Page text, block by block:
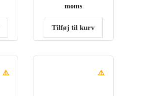
moms
Tilføj til kurv
⚠️ ⚠️